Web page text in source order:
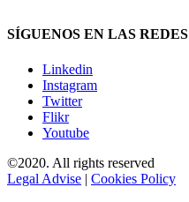
SÍGUENOS EN LAS REDES
Linkedin
Instagram
Twitter
Flikr
Youtube
©2020. All rights reserved
Legal Advise | Cookies Policy